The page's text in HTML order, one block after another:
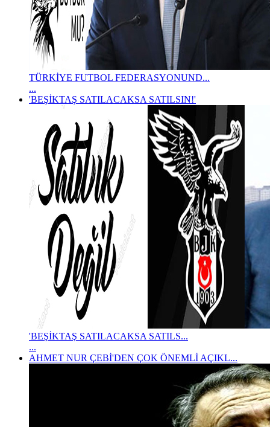
TÜRKİYE FUTBOL FEDERASYONUND...
...
'BEŞİKTAŞ SATILACAKSA SATILSIN!'
'BEŞİKTAŞ SATILACAKSA SATILS...
...
AHMET NUR ÇEBİ'DEN ÇOK ÖNEMLİ AÇIKL...